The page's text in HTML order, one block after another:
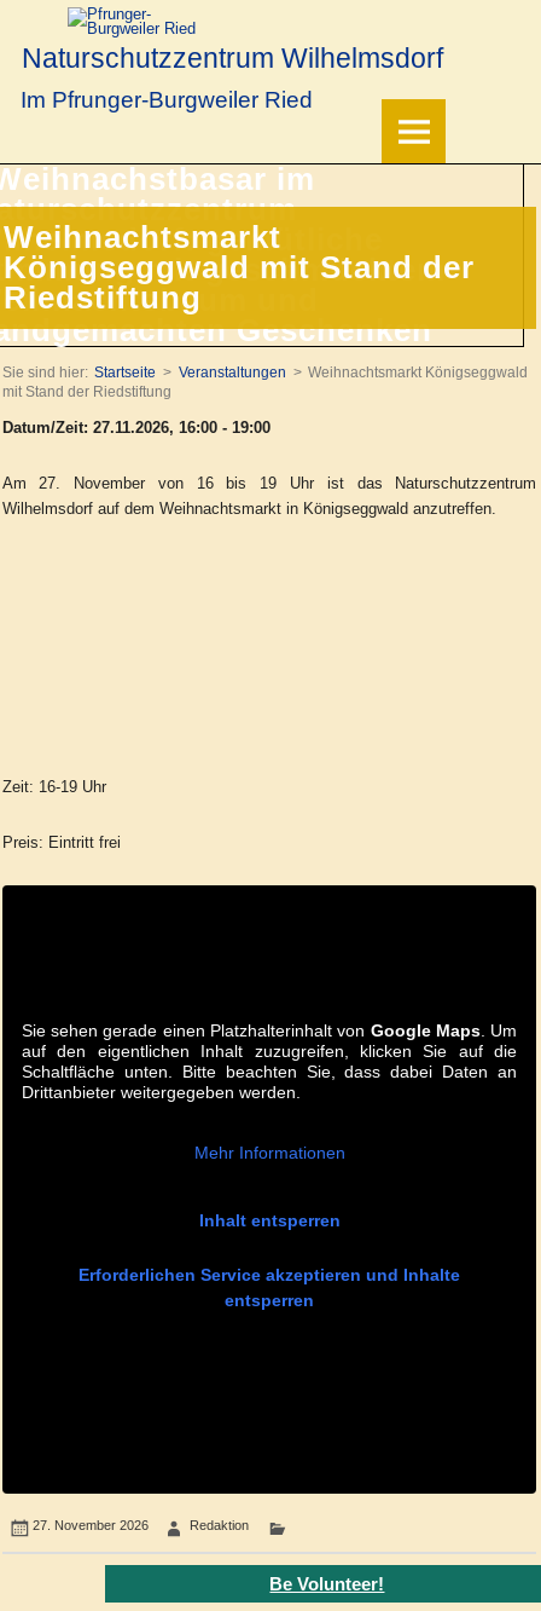
Naturschutzzentrum Wilhelmsdorf
Im Pfrunger-Burgweiler Ried
Weihnachtsmarkt
Königseggwald mit Stand der
Riedstiftung
Sie sind hier: Startseite Veranstaltungen
Weihnachtsmarkt Königseggwald
mit Stand der Riedstiftung
Datum/Zeit: 27.11.2026, 16:00 - 19:00
Am 27. November von 16 bis 19 Uhr ist das Naturschutzzentrum
Wilhelmsdorf auf dem Weihnachtsmarkt in Königseggwald anzutreffen.
Zeit: 16-19 Uhr
Preis: Eintritt frei
Sie sehen gerade einen Platzhalterinhalt von Google Maps. Um
auf den eigentlichen Inhalt zuzugreifen, klicken Sie auf die
Schaltfläche unten. Bitte beachten Sie, dass dabei Daten an
Drittanbieter weitergegeben werden.
Mehr Informationen
Inhalt entsperren
Erforderlichen Service akzeptieren und Inhalte
entsperren
27. November 2026 Redaktion
Be Volunteer!